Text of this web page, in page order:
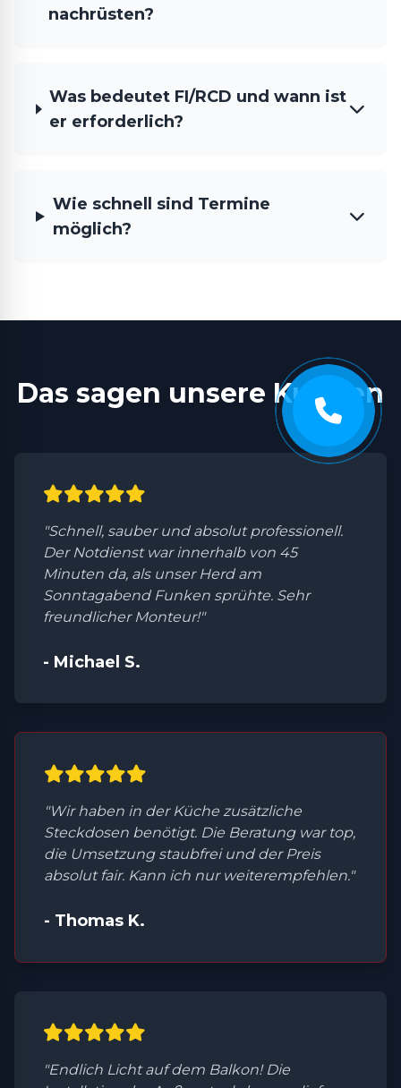
nachrüsten?
Was bedeutet FI/RCD und wann ist
er erforderlich?
Wie schnell sind Termine
möglich?
Das sagen unsere Kunden
"Schnell, sauber und absolut professionell.
Der Notdienst war innerhalb von 45
Minuten da, als unser Herd am
Sonntagabend Funken sprühte. Sehr
freundlicher Monteur!"
- Michael S.
"Wir haben in der Küche zusätzliche
Steckdosen benötigt. Die Beratung war top,
die Umsetzung staubfrei und der Preis
absolut fair. Kann ich nur weiterempfehlen."
- Thomas K.
"Endlich Licht auf dem Balkon! Die